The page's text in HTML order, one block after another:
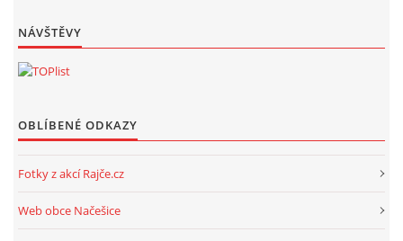
NÁVŠTĚVY
OBLÍBENÉ ODKAZY
Fotky z akcí Rajče.cz
Web obce Načešice